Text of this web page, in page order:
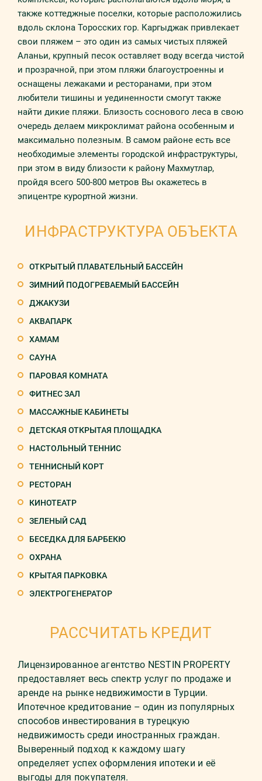
также коттеджные поселки, которые расположились
вдоль склона Торосских гор. Каргыджак привлекает
свои пляжем – это один из самых чистых пляжей
Аланьи, крупный песок оставляет воду всегда чистой
и прозрачной, при этом пляжи благоустроенны и
оснащены лежаками и ресторанами, при этом
любители тишины и уединенности смогут также
найти дикие пляжи. Близость соснового леса в свою
очередь делаем микроклимат района особенным и
максимально полезным. В самом районе есть все
необходимые элементы городской инфраструктуры,
при этом в виду близости к району Махмутлар,
пройдя всего 500-800 метров Вы окажетесь в
эпицентре курортной жизни.
ИНФРАСТРУКТУРА ОБЪЕКТА
ОТКРЫТЫЙ ПЛАВАТЕЛЬНЫЙ БАССЕЙН
ЗИМНИЙ ПОДОГРЕВАЕМЫЙ БАССЕЙН
ДЖАКУЗИ
АКВАПАРК
ХАМАМ
САУНА
ПАРОВАЯ КОМНАТА
ФИТНЕС ЗАЛ
МАССАЖНЫЕ КАБИНЕТЫ
ДЕТСКАЯ ОТКРЫТАЯ ПЛОЩАДКА
НАСТОЛЬНЫЙ ТЕННИС
ТЕННИСНЫЙ КОРТ
РЕСТОРАН
КИНОТЕАТР
ЗЕЛЕНЫЙ САД
БЕСЕДКА ДЛЯ БАРБЕКЮ
ОХРАНА
КРЫТАЯ ПАРКОВКА
ЭЛЕКТРОГЕНЕРАТОР
РАССЧИТАТЬ КРЕДИТ
Лицензированное агентство NESTIN PROPERTY
предоставляет весь спектр услуг по продаже и
аренде на рынке недвижимости в Турции.
Ипотечное кредитование – один из популярных
способов инвестирования в турецкую
недвижимость среди иностранных граждан.
Выверенный подход к каждому шагу
определяет успех оформления ипотеки и её
выгоды для покупателя.